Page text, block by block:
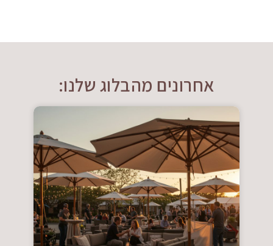
אחרונים מהבלוג שלנו: